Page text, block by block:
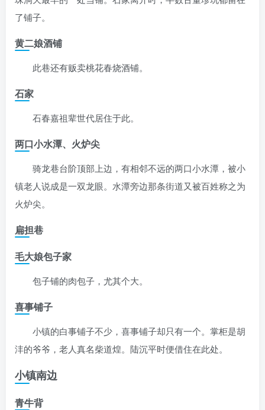
了铺子。
黄二娘酒铺
此巷还有贩卖桃花春烧酒铺。
石家
石春嘉祖辈世代居住于此。
两口小水潭、火炉尖
骑龙巷台阶顶部上边，有相邻不远的两口小水潭，被小
镇老人说成是一双龙眼。水潭旁边那条街道又被百姓称之为
火炉尖。
扁担巷
毛大娘包子家
包子铺的肉包子，尤其个大。
喜事铺子
小镇的白事铺子不少，喜事铺子却只有一个。掌柜是胡
沣的爷爷，老人真名柴道煌。陆沉平时便借住在此处。
小镇南边
青牛背